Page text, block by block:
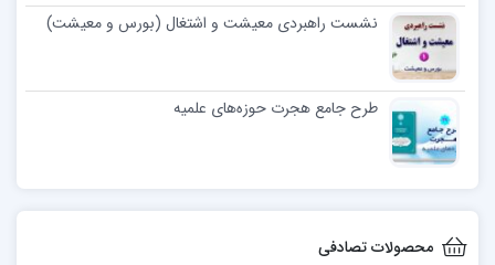
نشست راهبردی معیشت و اشتغال (بورس و معیشت)
طرح جامع هجرت حوزه‌های علمیه
محصولات تصادفی